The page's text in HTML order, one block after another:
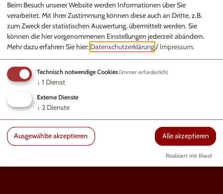
GEMEINDE WALTING
Gundekarstraße 7a | 85072 Eichstätt
Fax: 08421 9740-50
poststelle@vg-eichstaett.de
Beim Besuch unserer Website werden Informationen über Sie
verarbeitet. Mit Ihrer Zustimmung können diese auch an Dritte, z.B.
zum Zweck der statistischen Auswertung, übermittelt werden. Sie
können die hier vorgenommenen Einstellungen jederzeit abändern.
Mehr dazu erfahren Sie hier: Datenschutzerklärung/ Impressum.
Technisch notwendige Cookies(immer erforderlich)
↓ 1 Dienst
Externe Dienste
↓ 2 Dienste
Ausgewählte akzeptieren Alle akzeptieren
Realisiert mit Klaro!